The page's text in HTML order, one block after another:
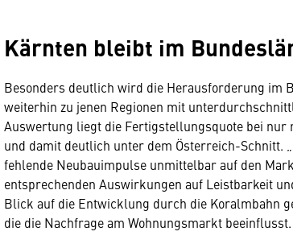
Kärnten bleibt im
Besonders deutlich wird die Herausforderung im
weiterhin zu jenen Regionen mit
Auswertung liegt die Fertigstellungsquote bei nur
und damit deutlich unter dem Österreich-Schnitt.
fehlende Neubauimpulse unmittelbar auf den
entsprechenden Auswirkungen auf Leistbarkeit
Blick auf die Entwicklung durch die Koralmbahn
die die Nachfrage am Wohnungsmarkt beeinflusst.